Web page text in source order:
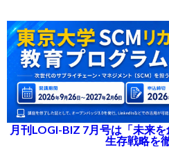
月刊LOGI-BIZ 7月号は「未来
生存戦略を